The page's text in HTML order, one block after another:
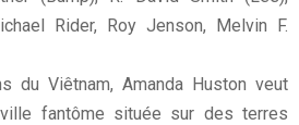
Rider, Roy Jenson, Melvin F.
du Viêtnam, Amanda Huston veut
fantôme située sur des terres